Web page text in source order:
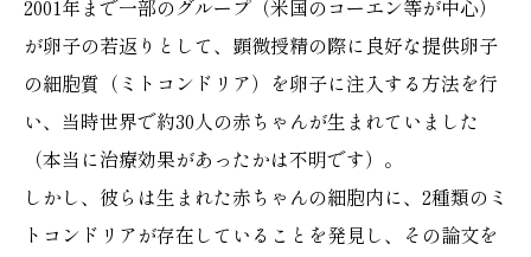
2001年まで一部のグループ（米国のコーエン等が中心）
が卵子の若返りとして、顕微授精の際に良好な提供卵子
の細胞質（ミトコンドリア）を卵子に注入する方法を行
い、当時世界で約30人の赤ちゃんが生まれていました
（本当に治療効果があったかは不明です）。
しかし、彼らは生まれた赤ちゃんの細胞内に、2種類のミ
トコンドリアが存在していることを発見し、その論文を